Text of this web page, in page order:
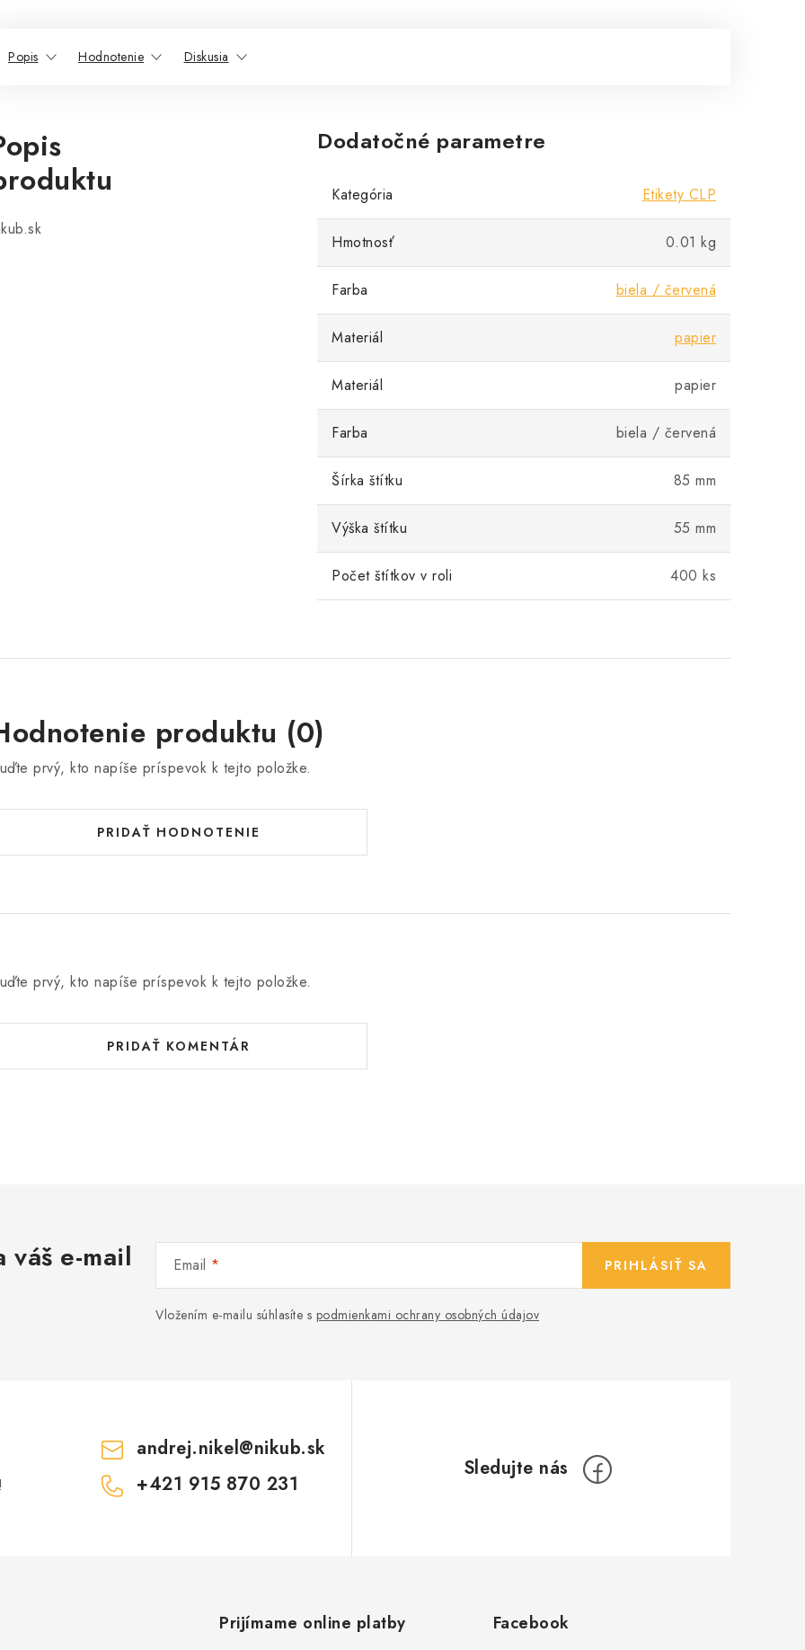
Popis Hodnotenie Diskusia
Dodatočné parametre
Kategória Etikety CLP
Hmotnosť 0.01 kg
Farba biela / červená
Materiál papier
Materiál papier
Farba biela / červená
Šírka štítku 85 mm
Výška štítku 55 mm
Počet štítkov v roli 400 ks
produktu (0)
prvý, kto napíše príspevok k tejto položke.
PRIDAŤ HODNOTENIE
prvý, kto napíše príspevok k tejto položke.
PRIDAŤ KOMENTÁR
e-mail Email
Vložením e-mailu súhlasíte s podmienkami ochrany osobných údajov
PRIHLÁSIŤ SA
andrej.nikel@nikub.sk
+421 915 870 231
Prijímame online platby Facebook